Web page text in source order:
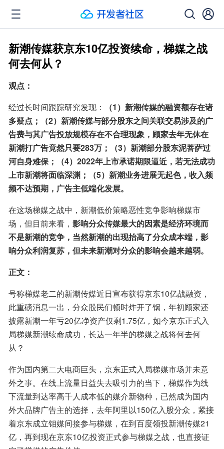
新潮传媒获京东10亿投资续命，梯媒之战
何去何从？
观点：
经过长时间跟踪研究发现：
（1）新潮传媒的融资额存在诸
多疑点；（2）新潮传媒与部分股东之间关联交易涉及的广
告费与其广告投放规模存在不合理现象，顾家去年无休在
新潮打广告竟然只要283万；（3）新潮部分股东泥菩萨过
河自身难保；（4）2022年上市承诺期限逼近，若无法成功
上市新潮将面临深渊；（5）新潮业务进展无起色，收入频
频不达预期，广告主低端化发展。
在这场梯媒之战中，新潮低价策略恶性竞争影响梯媒市
场，但目前来看， 影响分众传媒最大的因素是经济环境而
不是新潮的竞争，当然新潮的出现抬高了分众成本端，影
响分众利润复苏，但未来新潮对分众的影响会越来越弱。
正文：
号称梯媒老二的新潮传媒近日宣布获得京东10亿战融资，
此重磅消息一出，分众股民们顿时炸开了锅，年初顾家还
披露新潮一年亏20亿净资产仅剩1.75亿，如今京东正式入
局梯媒新潮续命成功，长达一年半的梯媒之战将何去何
从？
作为国内第二大电商巨头，京东正式入局梯媒市场并未意
外之事。在线上流量日益失去吸引力的当下，梯媒作为线
下流量到达率高千人成本低的媒介新物种，已然成为国内
外大品牌广告主的选择，去年阿里以150亿入股分众，紧接
着京东成立钼媒间接参与梯媒，在到百度领投新潮传媒21
亿，再到现在京东10亿投资正式参与梯媒之战，也直接证